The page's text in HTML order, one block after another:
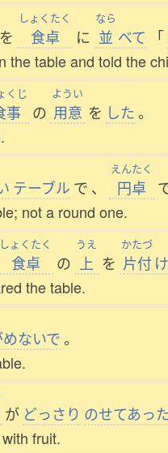
を
しょくたく
食卓 に
なら
並 べて 「
the table and told the
くじ
事 の
ようい
用意 を した。
テーブル で 、
えんたく
円卓
not a round one.
しょくたく
食卓 の
うえ
上 を
かたづ
片付
the table.
ないで。
が どっさり のせてあっ
fruit.